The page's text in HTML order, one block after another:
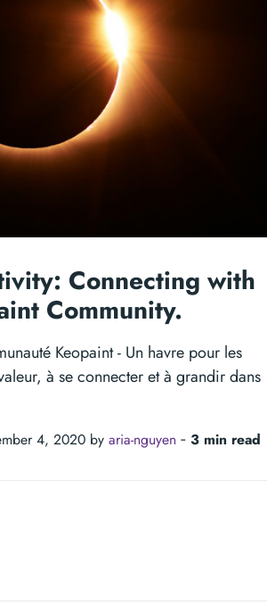
Connecting with
Community.
Keopaint - Un havre pour les
à se connecter et à grandir dans
4, 2020 by aria-nguyen ‐ 3 min read